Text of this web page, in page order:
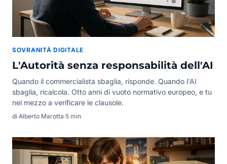
SOVRANITÀ DIGITALE
L'Autorità senza responsabilità dell'AI
Quando il commercialista sbaglia, risponde. Quando l'AI
sbaglia, ricalcola. Otto anni di vuoto normativo europeo, e tu
nel mezzo a verificare le clausole.
di Alberto Marotta·5 min